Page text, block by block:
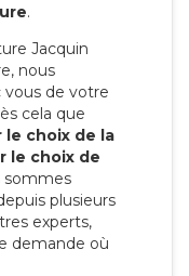
.
Jacquin
nous
vous de votre
cela que
le choix de la
le choix de
sommes
plusieurs
experts,
demande où